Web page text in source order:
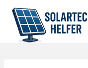
Zum
Inhalt
springen